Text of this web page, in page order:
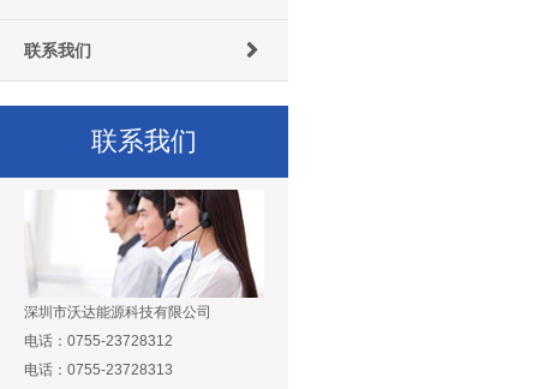
联系我们
联系我们
深圳市沃达能源科技有限公司
电话：0755-23728312
电话：0755-23728313